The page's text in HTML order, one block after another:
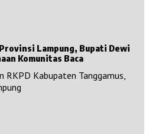
Lampung, Bupati Dewi
Komunitas Baca